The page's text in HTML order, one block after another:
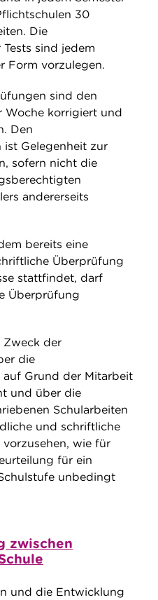
30
Die
sind jedem
Form vorzulegen.
sind den
Woche korrigiert und
Den
Gelegenheit zur
sofern nicht die
andererseits
bereits eine
Überprüfung
stattfindet, darf
Überprüfung
Zweck der
die
Grund der Mitarbeit
und über die
Schularbeiten
und schriftliche
wie für
für ein
unbedingt
zwischen
und die Entwicklung